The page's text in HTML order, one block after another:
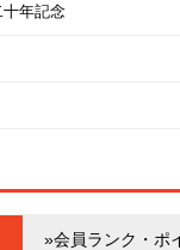
年記念
»会員ランク・ポ